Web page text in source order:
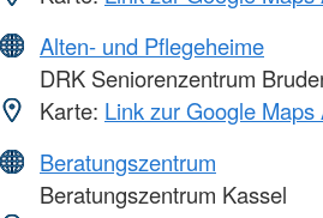
Alten- und Pflegeheime
DRK Seniorenzentrum
Karte: Link zur Google Maps
Beratungszentrum
Beratungszentrum Kassel